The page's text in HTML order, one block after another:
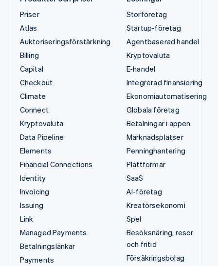
Priser
Atlas
Auktoriseringsförstärkning
Billing
Capital
Checkout
Climate
Connect
Kryptovaluta
Data Pipeline
Elements
Financial Connections
Identity
Invoicing
Issuing
Link
Managed Payments
Betalningslänkar
Payments
Storföretag
Startup-företag
Agentbaserad handel
Kryptovaluta
E-handel
Integrerad finansiering
Ekonomiautomatisering
Globala företag
Betalningar i appen
Marknadsplatser
Penninghantering
Plattformar
SaaS
AI-företag
Kreatörsekonomi
Spel
Besöksnäring, resor
och fritid
Försäkringsbolag